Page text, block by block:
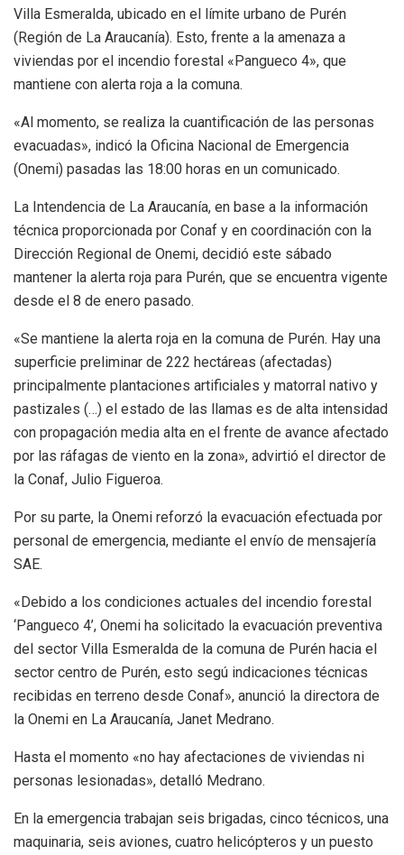
Villa Esmeralda, ubicado en el límite urbano de Purén
(Región de La Araucanía). Esto, frente a la amenaza a
viviendas por el incendio forestal «Pangueco 4», que
mantiene con alerta roja a la comuna.
«Al momento, se realiza la cuantificación de las personas
evacuadas», indicó la Oficina Nacional de Emergencia
(Onemi) pasadas las 18:00 horas en un comunicado.
La Intendencia de La Araucanía, en base a la información
técnica proporcionada por Conaf y en coordinación con la
Dirección Regional de Onemi, decidió este sábado
mantener la alerta roja para Purén, que se encuentra vigente
desde el 8 de enero pasado.
«Se mantiene la alerta roja en la comuna de Purén. Hay una
superficie preliminar de 222 hectáreas (afectadas)
principalmente plantaciones artificiales y matorral nativo y
pastizales (…) el estado de las llamas es de alta intensidad
con propagación media alta en el frente de avance afectado
por las ráfagas de viento en la zona», advirtió el director de
la Conaf, Julio Figueroa.
Por su parte, la Onemi reforzó la evacuación efectuada por
personal de emergencia, mediante el envío de mensajería
SAE.
«Debido a los condiciones actuales del incendio forestal
‘Pangueco 4’, Onemi ha solicitado la evacuación preventiva
del sector Villa Esmeralda de la comuna de Purén hacia el
sector centro de Purén, esto segú indicaciones técnicas
recibidas en terreno desde Conaf», anunció la directora de
la Onemi en La Araucanía, Janet Medrano.
Hasta el momento «no hay afectaciones de viviendas ni
personas lesionadas», detalló Medrano.
En la emergencia trabajan seis brigadas, cinco técnicos, una
maquinaria, seis aviones, cuatro helicópteros y un puesto